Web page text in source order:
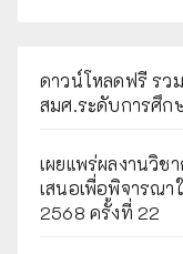
ดาวน์โหลดฟรี รว
สมศ.ระดับการศึก
เผยแพร่ผลงานวิช
เสนอเพื่อพิจารณา
2568 ครั้งที่ 22